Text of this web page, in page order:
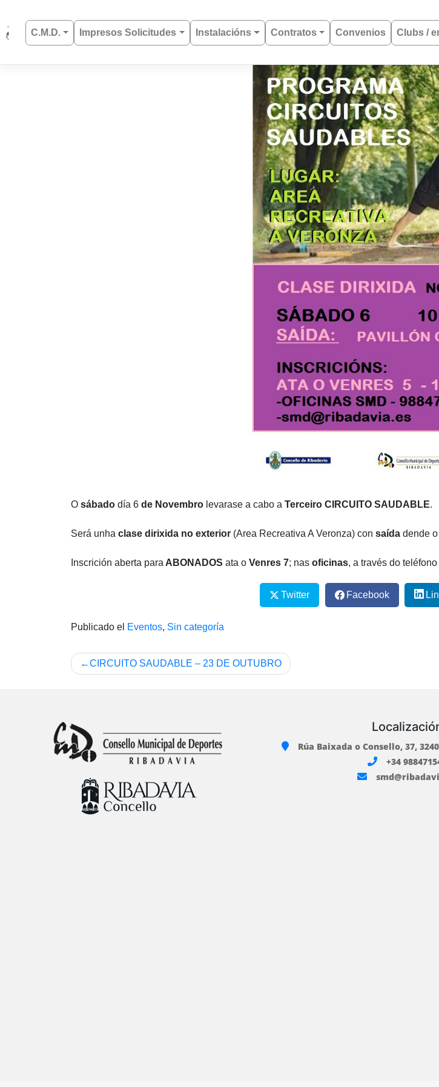
contenidoC.M.D. Impresos Solicitudes Instalacións Contratos Convenios Clubs /
O sábado día 6 de Novembro levarase a cabo a Terceiro CIRCUITO SAUDABLE.
Será unha clase dirixida no exterior (Area Recreativa A Veronza) con saída dende o
Inscrición aberta para ABONADOS ata o Venres 7; nas oficinas, a través do teléfono
Twitter Facebook
Publicado el Eventos, Sin categoría
Navegación
CIRCUITO SAUDABLE – 23 DE OUTUBRO
Rúa Baixada o Consello, 37,
+34